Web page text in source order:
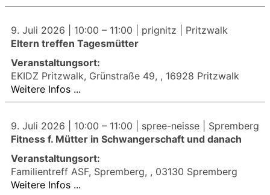
9. Juli 2026 | 10:00 – 11:00 | prignitz | Pritzwalk
Eltern treffen Tagesmütter
Veranstaltungsort:
EKIDZ Pritzwalk, Grünstraße 49, , 16928 Pritzwalk
Weitere Infos ...
9. Juli 2026 | 10:00 – 11:00 | spree-neisse | Spremberg
Fitness f. Mütter in Schwangerschaft und danach
Veranstaltungsort:
Familientreff ASF, Spremberg, , 03130 Spremberg
Weitere Infos ...